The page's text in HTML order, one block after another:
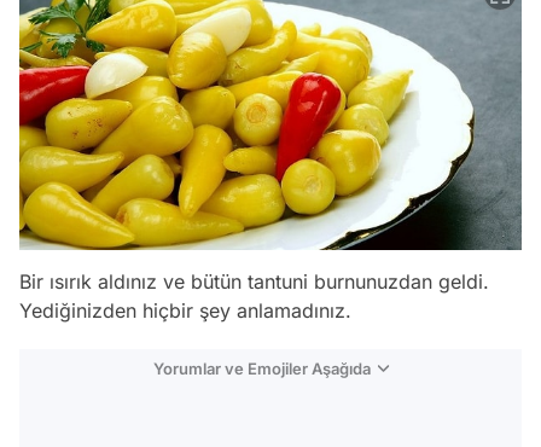
Bir ısırık aldınız ve bütün tantuni burnunuzdan geldi.
Yediğinizden hiçbir şey anlamadınız.
Yorumlar ve Emojiler Aşağıda